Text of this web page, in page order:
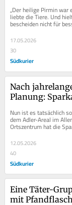
Allensbach
„Der heilige Pirmin war
liebte die Tiere. Und
bescheiden nicht für
17.05.2026
30
Südkurier
Nach
Planung:
Adler zum
Nun ist es tatsächlich
dem Adler-Areal im
Ortszentrum hat die
Reichenau den
Bau einer neuen...
12.05.2026
40
Südkurier
Eine Täter-
mit